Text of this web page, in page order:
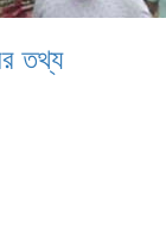
তথ্য